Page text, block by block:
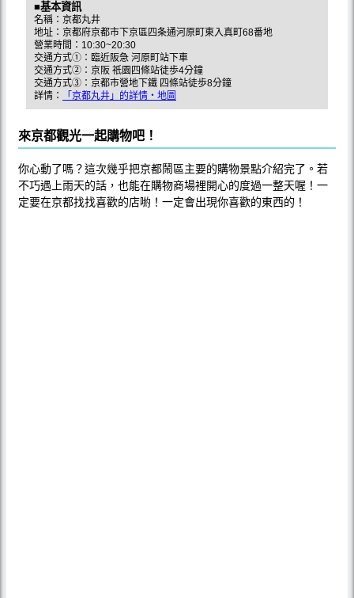
■基本資訊
名稱：京都丸井
地址：京都府京都市下京區四条通河原町東入真町68番地
營業時間：10:30~20:30
交通方式①：臨近阪急 河原町站下車
交通方式②：京阪 祇園四條站徒歩4分鐘
交通方式③：京都市營地下鐵 四條站徒歩8分鐘
詳情：
「京都丸井」的詳情・地圖
來京都觀光一起購物吧！
你心動了嗎？這次幾乎把京都鬧區主要的購物景點介紹完了。若
不巧遇上雨天的話，也能在購物商場裡開心的度過一整天喔！一
定要在京都找找喜歡的店喲！一定會出現你喜歡的東西的！